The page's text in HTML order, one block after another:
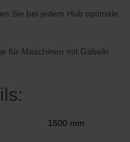
Sie bei jedem Hub optimale
für Maschinen mit Gabeln
1500 mm